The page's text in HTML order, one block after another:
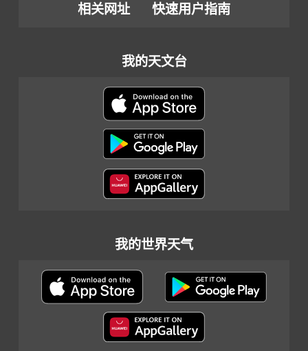
相关网址
快速用户指南
我的天文台
我的世界天气